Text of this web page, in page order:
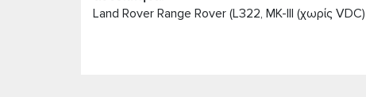
Land Rover Range Rover (L322, MK-III (χωρίς